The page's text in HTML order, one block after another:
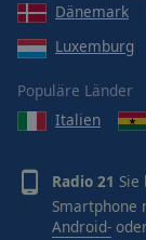
Dänemark
Luxemburg
Populäre Länder
Italien
Radio 21 Sie
Smartphone
Android-